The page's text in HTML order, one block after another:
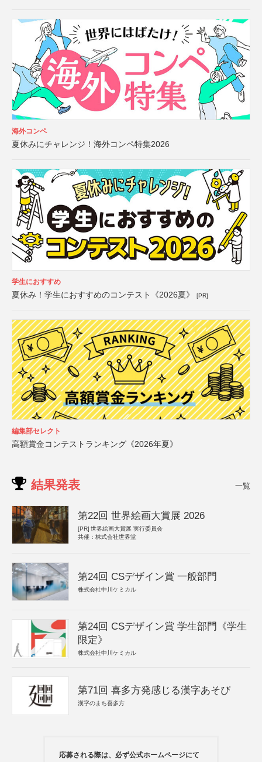
海外コンペ
夏休みにチャレンジ！海外コンペ特集2026
学生におすすめ
夏休み！学生におすすめのコンテスト《2026夏》 [PR]
編集部セレクト
高額賞金コンテストランキング《2026年夏》
結果発表 一覧
第22回 世界絵画大賞展 2026
[PR] 世界絵画大賞展 実行委員会
共催：株式会社世界堂
第24回 CSデザイン賞 一般部門
株式会社中川ケミカル
第24回 CSデザイン賞 学生部門《学生
限定》
株式会社中川ケミカル
第71回 喜多方発感じる漢字あそび
漢字のまち喜多方
応募される際は、必ず公式ホームページにて